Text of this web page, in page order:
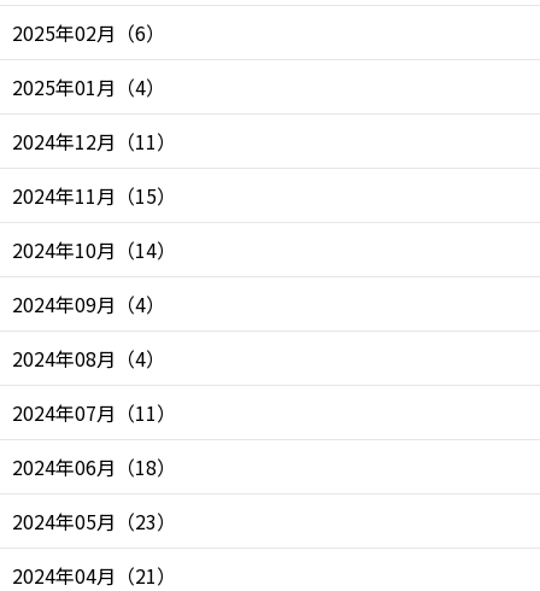
2025年02月 （6）
2025年01月 （4）
2024年12月 （11）
2024年11月 （15）
2024年10月 （14）
2024年09月 （4）
2024年08月 （4）
2024年07月 （11）
2024年06月 （18）
2024年05月 （23）
2024年04月 （21）